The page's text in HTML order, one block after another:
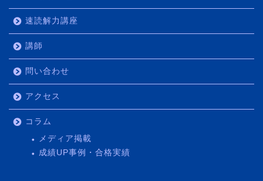
速読解力講座
講師
問い合わせ
アクセス
コラム
メディア掲載
成績UP事例・合格実績